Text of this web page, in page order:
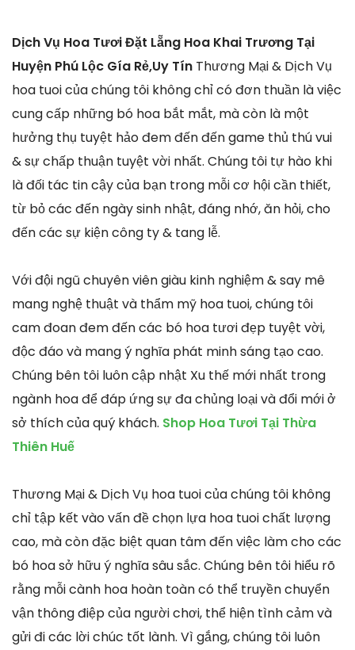
Dịch Vụ Hoa Tươi Đặt Lẵng Hoa Khai Trương Tại
Huyện Phú Lộc Gía Rẻ,Uy Tín Thương Mại & Dịch Vụ
hoa tuoi của chúng tôi không chỉ có đơn thuần là việc
cung cấp những bó hoa bắt mắt, mà còn là một
hưởng thụ tuyệt hảo đem đến đến game thủ thú vui
& sự chấp thuận tuyệt vời nhất. Chúng tôi tự hào khi
là đối tác tin cậy của bạn trong mỗi cơ hội cần thiết,
từ bỏ các đến ngày sinh nhật, đáng nhớ, ăn hỏi, cho
đến các sự kiện công ty & tang lễ.
Với đội ngũ chuyên viên giàu kinh nghiệm & say mê
mang nghệ thuật và thẩm mỹ hoa tuoi, chúng tôi
cam đoan đem đến các bó hoa tươi đẹp tuyệt vời,
độc đáo và mang ý nghĩa phát minh sáng tạo cao.
Chúng bên tôi luôn cập nhật Xu thế mới nhất trong
ngành hoa để đáp ứng sự đa chủng loại và đổi mới ở
sở thích của quý khách. Shop Hoa Tươi Tại Thừa
Thiên Huế
Thương Mại & Dịch Vụ hoa tuoi của chúng tôi không
chỉ tập kết vào vấn đề chọn lựa hoa tuoi chất lượng
cao, mà còn đặc biệt quan tâm đến việc làm cho các
bó hoa sở hữu ý nghĩa sâu sắc. Chúng bên tôi hiểu rõ
rằng mỗi cành hoa hoàn toàn có thể truyền chuyển
vận thông điệp của người chơi, thể hiện tình cảm và
gửi đi các lời chúc tốt lành. Vì gắng, chúng tôi luôn